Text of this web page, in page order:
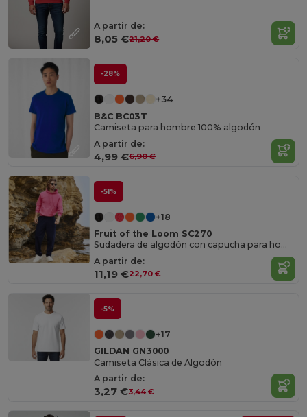
A partir de:
8,05 €21,20 €
-28%
+34
B&C BC03T
Camiseta para hombre 100% algodón
A partir de:
4,99 €6,90 €
-51%
+18
Fruit of the Loom SC270
Sudadera de algodón con capucha para hombre
A partir de:
11,19 €22,70 €
-5%
+17
GILDAN GN3000
Camiseta Clásica de Algodón
A partir de:
3,27 €3,44 €